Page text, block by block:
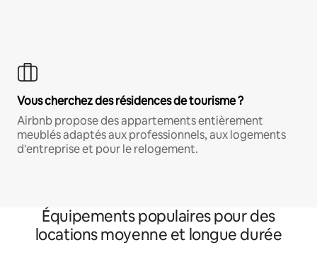
Vous cherchez des résidences de tourisme ?
Airbnb propose des appartements entièrement
meublés adaptés aux professionnels, aux logements
d'entreprise et pour le relogement.
Équipements populaires pour des
locations moyenne et longue durée